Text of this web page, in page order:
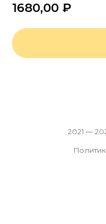
1680,00 ₽
2021 —